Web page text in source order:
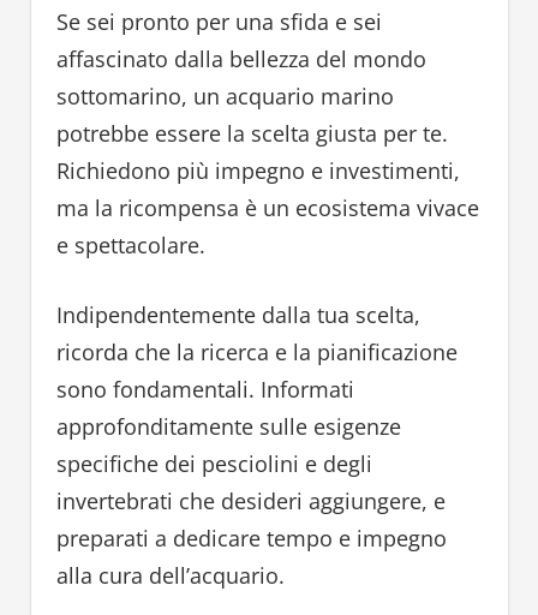
Se sei pronto per una sfida e sei
affascinato dalla bellezza del mondo
sottomarino, un acquario marino
potrebbe essere la scelta giusta per te.
Richiedono più impegno e investimenti,
ma la ricompensa è un ecosistema vivace
e spettacolare.
Indipendentemente dalla tua scelta,
ricorda che la ricerca e la pianificazione
sono fondamentali. Informati
approfonditamente sulle esigenze
specifiche dei pesciolini e degli
invertebrati che desideri aggiungere, e
preparati a dedicare tempo e impegno
alla cura dell’acquario.